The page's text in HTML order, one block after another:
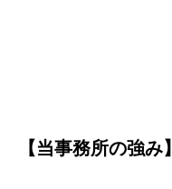
【当事務所の強み】